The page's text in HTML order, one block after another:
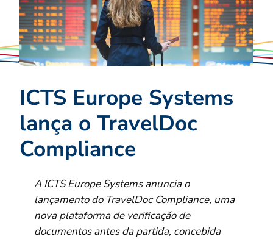
ICTS Europe Systems
lança o TravelDoc
Compliance
A ICTS Europe Systems anuncia o
lançamento do TravelDoc Compliance, uma
nova plataforma de verificação de
documentos antes da partida, concebida